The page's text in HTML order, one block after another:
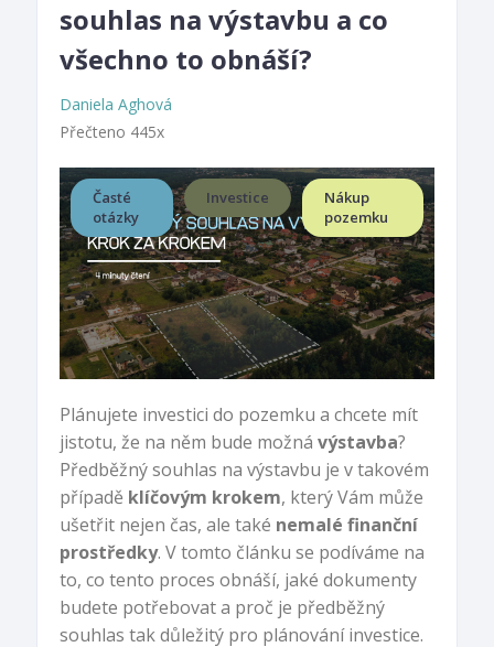
souhlas na výstavbu a co
všechno to obnáší?
Daniela Aghová
Přečteno 445x
Časté
otázky
Investice
Nákup
pozemku
Plánujete investici do pozemku a chcete mít
jistotu, že na něm bude možná výstavba?
Předběžný souhlas na výstavbu je v takovém
případě klíčovým krokem, který Vám může
ušetřit nejen čas, ale také nemalé finanční
prostředky. V tomto článku se podíváme na
to, co tento proces obnáší, jaké dokumenty
budete potřebovat a proč je předběžný
souhlas tak důležitý pro plánování investice.